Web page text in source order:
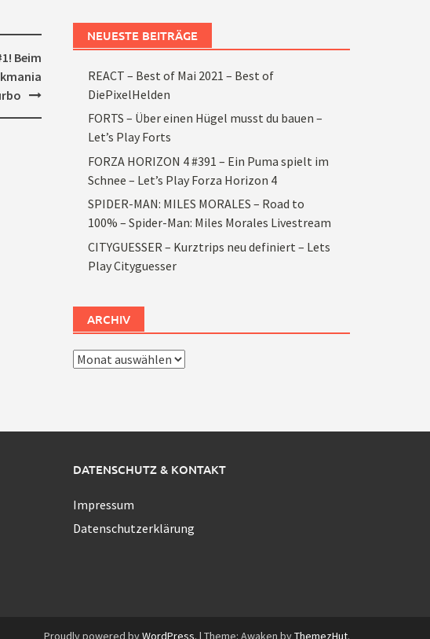
Beim
NEUESTE BEITRÄGE
REACT – Best of Mai 2021 – Best of
DiePixelHelden
FORTS – Über einen Hügel musst du bauen –
Let’s Play Forts
FORZA HORIZON 4 #391 – Ein Puma spielt im
Schnee – Let’s Play Forza Horizon 4
SPIDER-MAN: MILES MORALES – Road to
100% – Spider-Man: Miles Morales Livestream
CITYGUESSER – Kurztrips neu definiert – Lets
Play Cityguesser
ARCHIV
Archiv
DATENSCHUTZ & KONTAKT
Impressum
Datenschutzerklärung
Proudly powered byWordPress. | Theme: Awaken byThemezHut.